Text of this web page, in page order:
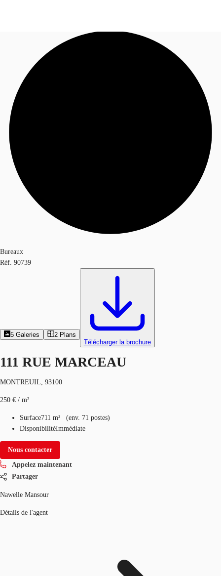
Blog
Données marchés
Appelez maintenant
Bureaux
Réf. 90739
5 Galeries 2 Plans
Télécharger la brochure
111 RUE MARCEAU
MONTREUIL, 93100
250 € / m²
Surface711 m² (env. 71 postes)
DisponibilitéImmédiate
Nous contacter
Appelez maintenant
Partager
Nawelle Mansour
Détails de l'agent